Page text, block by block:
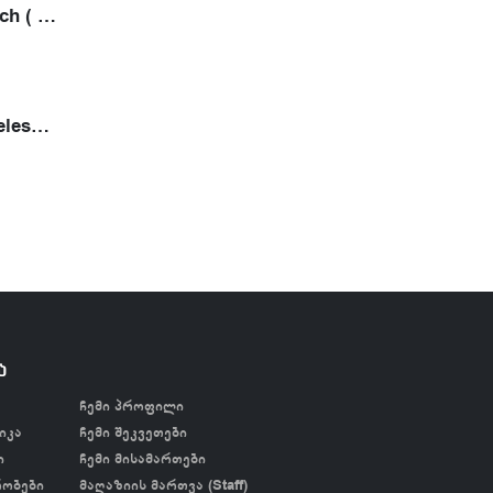
Ambition Epoch ( 2 ელემენტით)
Ambition Wireless Tattoo Printer- თერმული პრინტერი
ჩემი პროფილი
ჩემი შეკვეთები
ჩემი მისამართები
მაღაზიის მართვა (Staff)